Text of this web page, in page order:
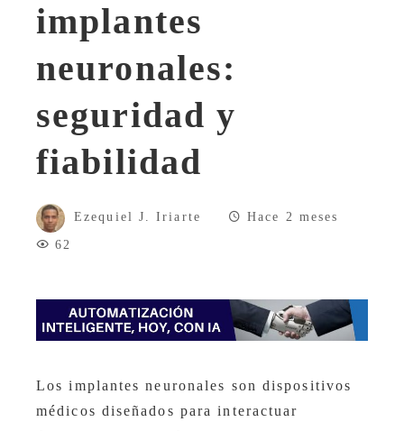
implantes
neuronales:
seguridad y
fiabilidad
Ezequiel J. Iriarte
Hace 2 meses
62
Los implantes neuronales son dispositivos
médicos diseñados para interactuar